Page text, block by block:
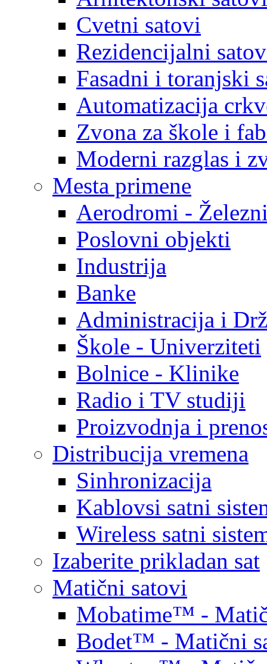
Cvetni satovi
Rezidencijalni
Fasadni i toranjski
Automatizacija
Zvona za škole i
Moderni razglas i
Mesta primene
Aerodromi -
Poslovni objekti
Industrija
Banke
Administracija i
Škole - Univerziteti
Bolnice - Klinike
Radio i TV studiji
Proizvodnja i
Distribucija vremena
Sinhronizacija
Kablovsi satni
Wireless satni
Izaberite prikladan sat
Matični satovi
Mobatime™ -
Bodet™ - Matični